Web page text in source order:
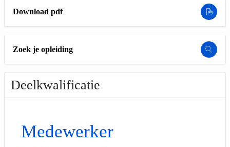
Download pdf
Zoek je opleiding
Deelkwalificatie
Medewerker